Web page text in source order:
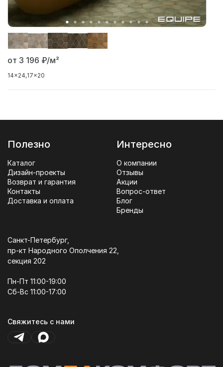
от 3 196 ₽/м²
14x24 17x20
Полезно
Каталог
Дизайн-проекты
Возврат и гарантия
Контакты
Доставка и оплата
Интересно
О компании
Отзывы
Акции
Вопрос-ответ
Блог
Бренды
Санкт-Петербург,
пр-кт Народного Ополчения 22,
секция 202
Пн-Пт 11:00-19:00
Сб-Вс 11:00-17:00
Свяжитесь с нами